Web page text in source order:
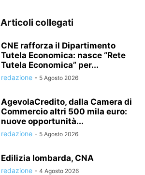
Articoli collegati
CNE rafforza il Dipartimento
Tutela Economica: nasce “Rete
Tutela Economica” per...
redazione - 5 Agosto 2026
AgevolaCredito, dalla Camera di
Commercio altri 500 mila euro:
nuove opportunità...
redazione - 5 Agosto 2026
Edilizia lombarda, CNA
redazione - 4 Agosto 2026